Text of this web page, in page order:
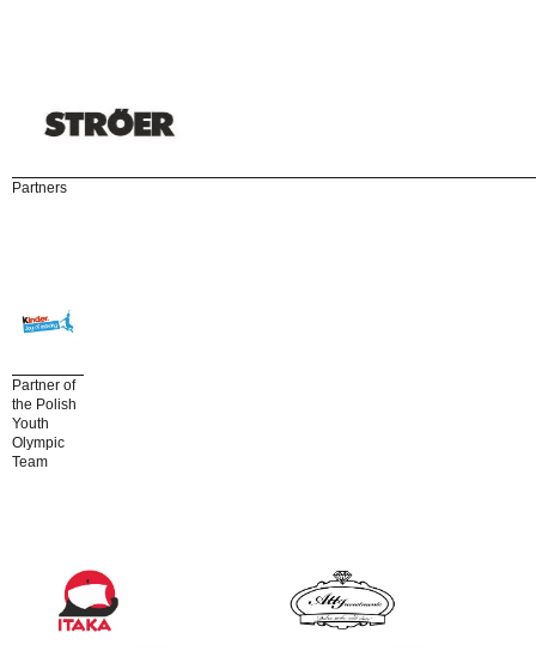
Partners
Partner of
the Polish
Youth
Olympic
Team